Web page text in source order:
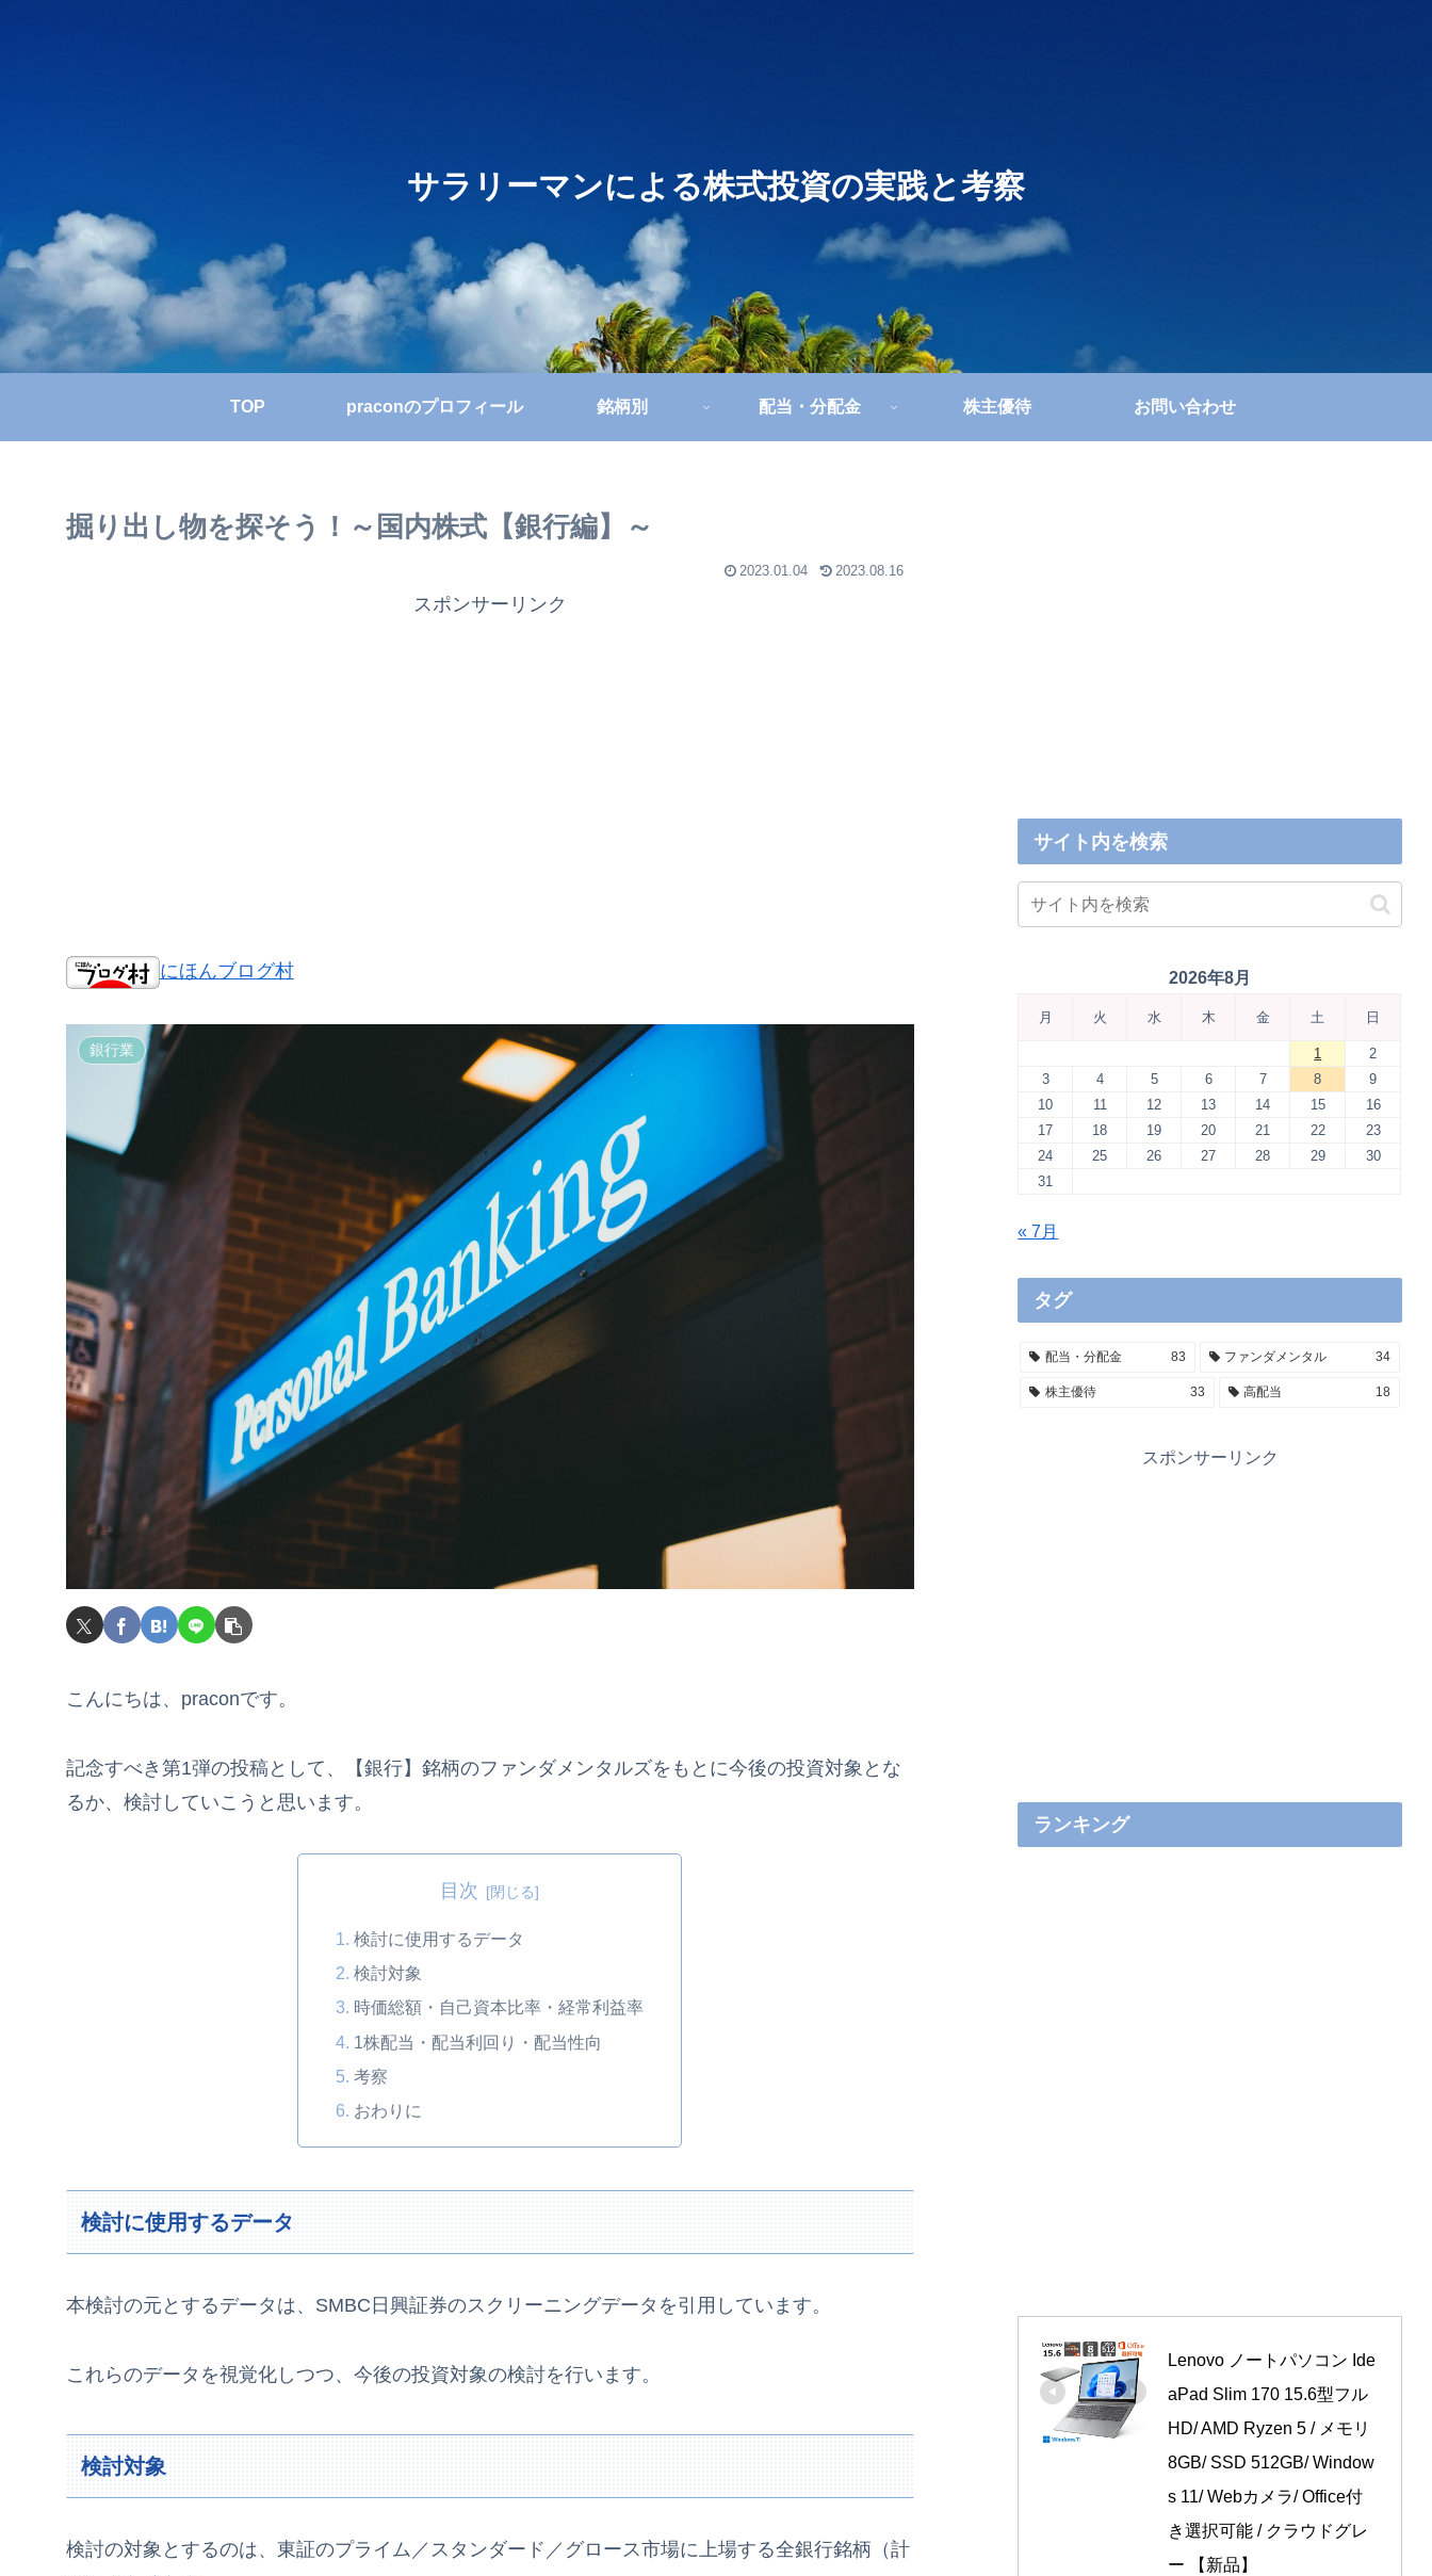
サラリーマンによる株式投資の実践と考察
TOP praconのプロフィール 銘柄別 配当・分配金 株主優待 お問い合わせ
掘り出し物を探そう！～国内株式【銀行編】～
2023.01.04 2023.08.16
スポンサーリンク
にほんブログ村
銀行業
こんにちは、praconです。
記念すべき第1弾の投稿として、【銀行】銘柄のファンダメンタルズをもとに今後の投資対象とな
るか、検討していこうと思います。
目次
検討に使用するデータ
検討対象
時価総額・自己資本比率・経常利益率
1株配当・配当利回り・配当性向
考察
おわりに
検討に使用するデータ
本検討の元とするデータは、SMBC日興証券のスクリーニングデータを引用しています。
これらのデータを視覚化しつつ、今後の投資対象の検討を行います。
検討対象
検討の対象とするのは、東証のプライム／スタンダード／グロース市場に上場する全銀行銘柄（計
サイト内を検索
2026年8月
月 火 水 木 金 土 日
1
2
3
4 5 6 7 8
9
10
11 12 13 14 15
16
17
18 19 20 21 22
23
24
25 26 27 28 29
30
31
« 7月
タグ
配当・分配金 83 ファンダメンタル 34
株主優待 33 高配当 18
スポンサーリンク
ランキング
Lenovo ノートパソコン Ide
aPad Slim 170 15.6型フル
HD/ AMD Ryzen 5 / メモリ
8GB/ SSD 512GB/ Window
s 11/ Webカメラ/ Office付
き選択可能 / クラウドグレ
ー 【新品】